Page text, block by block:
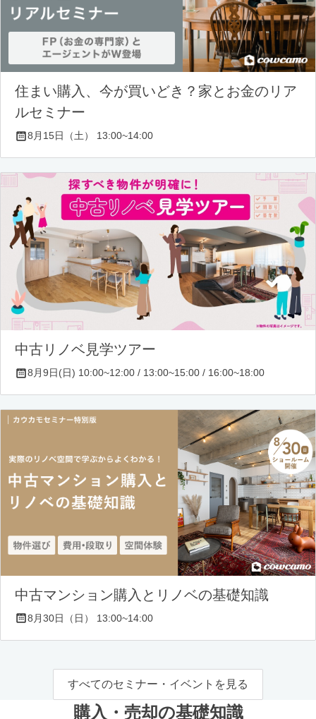
住まい購入、今が買いどき？家とお金のリア
ルセミナー
8月15日（土） 13:00~14:00
中古リノベ見学ツアー
8月9日(日) 10:00~12:00 / 13:00~15:00 / 16:00~18:00
中古マンション購入とリノベの基礎知識
8月30日（日） 13:00~14:00
すべてのセミナー・イベントを見る
購入・売却の基礎知識